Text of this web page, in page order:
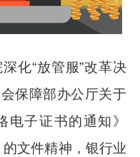
化“放管服”改革决
保障部办公厅关于
子证书的通知》
的文件精神，银行业